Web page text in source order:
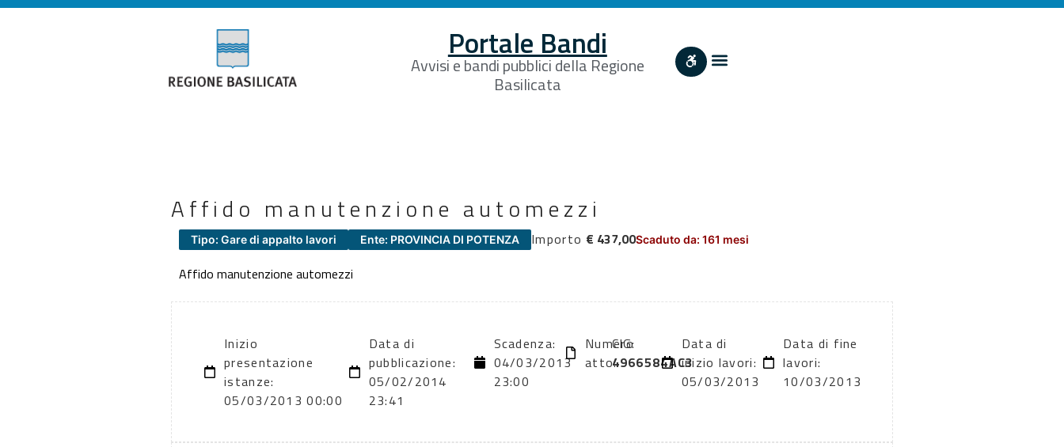
Portale Bandi
Avvisi e bandi pubblici della Regione
Basilicata
Affido manutenzione automezzi
Tipo: Gare di appalto lavori Ente: PROVINCIA DI POTENZA Importo € 437,00Scaduto da: 161 mesi
Affido manutenzione automezzi
Inizio
presentazione
istanze:
05/03/2013 00:00
Data di
pubblicazione:
05/02/2014
23:41
Scadenza:
04/03/2013
23:00
Numero
atto:
CIG:
4966584AC3
Data di
inizio lavori:
05/03/2013
Data di fine
lavori:
10/03/2013